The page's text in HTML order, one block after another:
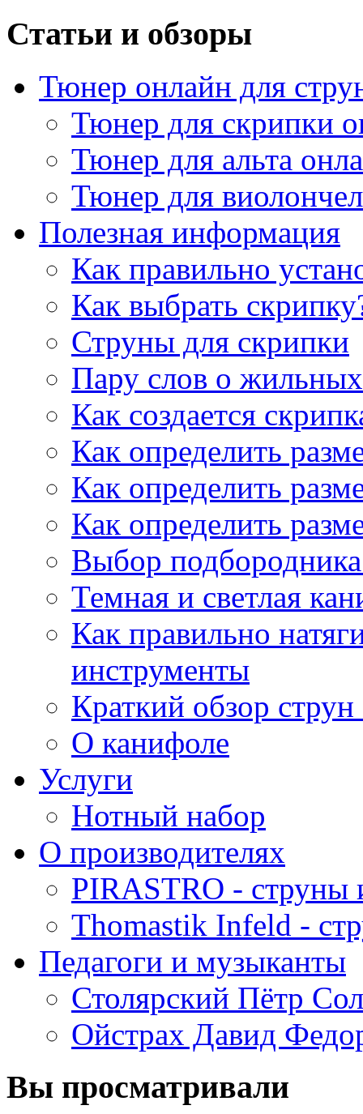
Статьи и обзоры
Тюнер онлайн для
Тюнер для скрипки
Тюнер для альта
Тюнер для
Полезная информация
Как правильно
Как выбрать
Струны для скрипки
Пару слов о
Как создается
Как определить
Как определить
Как определить
Выбор
Темная и светлая
Как правильно
инструменты
Краткий обзор
О канифоле
Услуги
Нотный набор
О производителях
PIRASTRO - струны
Thomastik Infeld -
Педагоги и музыканты
Столярский Пётр
Ойстрах Давид
Вы просматривали